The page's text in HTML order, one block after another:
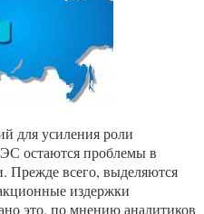
для усиления роли
остаются проблемы в
Прежде всего, выделяются
издержки
это, по мнению аналитиков